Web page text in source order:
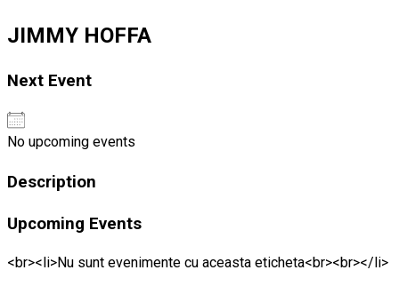
JIMMY HOFFA
Next Event
No upcoming events
Description
Upcoming Events
<br><li>Nu sunt evenimente cu aceasta eticheta<br><br></li>